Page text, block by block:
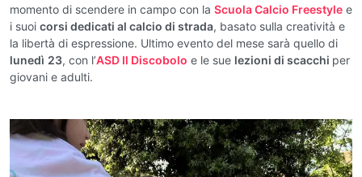
momento di scendere in campo con la Scuola Calcio Freestyle e
i suoi corsi dedicati al calcio di strada, basato sulla creatività e
la libertà di espressione. Ultimo evento del mese sarà quello di
lunedì 23, con l’ASD Il Discobolo e le sue lezioni di scacchi per
giovani e adulti.